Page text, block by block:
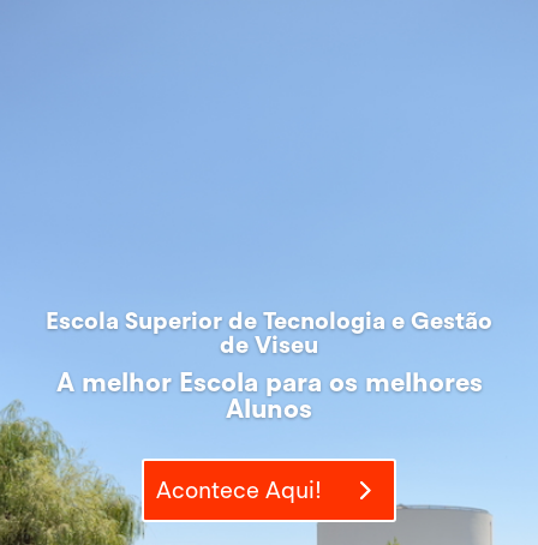
Escola Superior de Tecnologia e Gestão
de Viseu
A melhor Escola para os melhores
Alunos
Acontece Aqui!
A melhor Escola para os melhores